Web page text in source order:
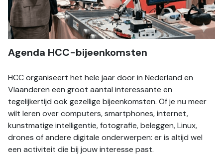
Agenda HCC-bijeenkomsten
HCC organiseert het hele jaar door in Nederland en
Vlaanderen een groot aantal interessante en
tegelijkertijd ook gezellige bijeenkomsten. Of je nu meer
wilt leren over computers, smartphones, internet,
kunstmatige intelligentie, fotografie, beleggen, Linux,
drones of andere digitale onderwerpen: er is altijd wel
een activiteit die bij jouw interesse past.